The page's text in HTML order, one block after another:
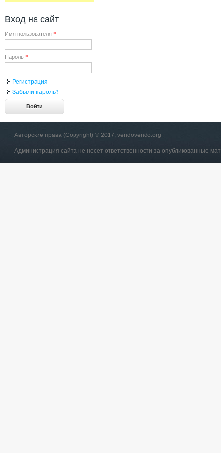
Вход на сайт
Имя пользователя *
Пароль *
Регистрация
Забыли пароль?
Авторские права (Copyright) © 2017, vendovendo.org
Администрация сайта не несет ответственности за опубликованные